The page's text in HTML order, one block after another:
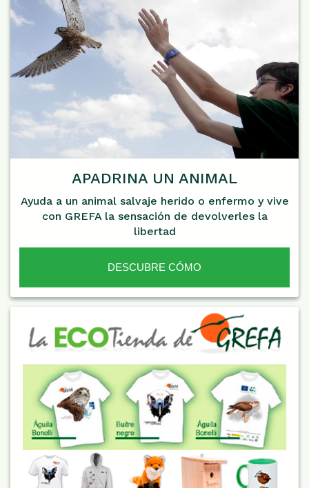
APADRINA UN ANIMAL
Ayuda a un animal salvaje herido o enfermo y vive
con GREFA la sensación de devolverles la
libertad
DESCUBRE CÓMO